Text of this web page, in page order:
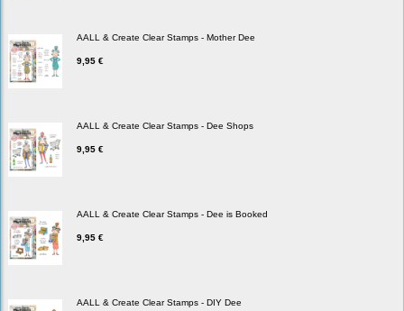
AALL & Create Clear Stamps - Mother Dee
9,95 €
AALL & Create Clear Stamps - Dee Shops
9,95 €
AALL & Create Clear Stamps - Dee is Booked
9,95 €
AALL & Create Clear Stamps - DIY Dee